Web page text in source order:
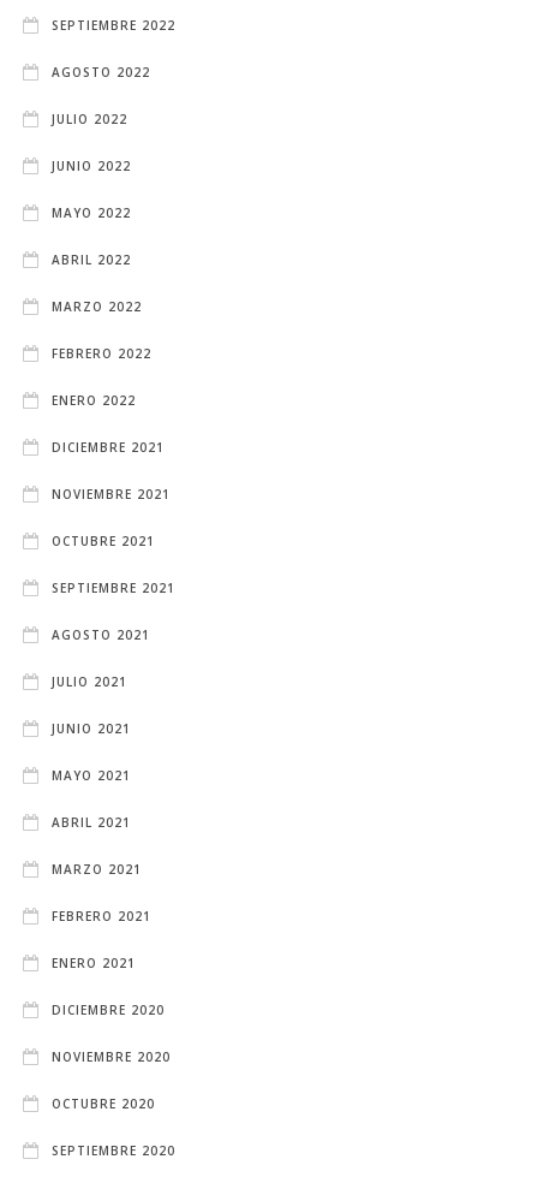
SEPTIEMBRE 2022
AGOSTO 2022
JULIO 2022
JUNIO 2022
MAYO 2022
ABRIL 2022
MARZO 2022
FEBRERO 2022
ENERO 2022
DICIEMBRE 2021
NOVIEMBRE 2021
OCTUBRE 2021
SEPTIEMBRE 2021
AGOSTO 2021
JULIO 2021
JUNIO 2021
MAYO 2021
ABRIL 2021
MARZO 2021
FEBRERO 2021
ENERO 2021
DICIEMBRE 2020
NOVIEMBRE 2020
OCTUBRE 2020
SEPTIEMBRE 2020